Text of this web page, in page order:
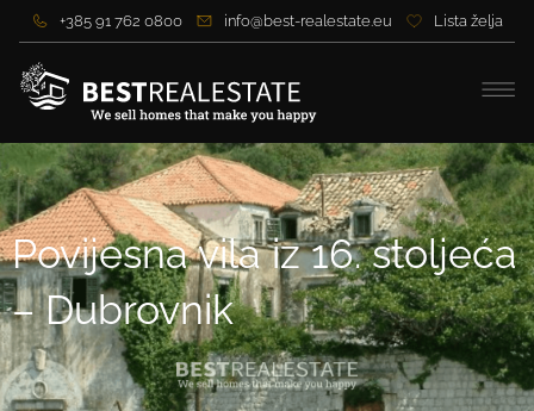
+385 91 762 0800 info@best-realestate.eu Lista želja
Povijesna vila iz 16. stoljeća
– Dubrovnik